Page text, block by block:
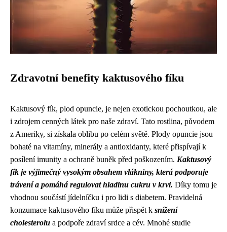
Zdravotní benefity kaktusového fíku
Kaktusový fík, plod opuncie, je nejen exotickou pochoutkou, ale
i zdrojem cenných látek pro naše zdraví. Tato rostlina, původem
z Ameriky, si získala oblibu po celém světě. Plody opuncie jsou
bohaté na vitamíny, minerály a antioxidanty, které přispívají k
posílení imunity a ochraně buněk před poškozením. Kaktusový
fík je výjimečný vysokým obsahem vlákniny, která podporuje
trávení a pomáhá regulovat hladinu cukru v krvi. Díky tomu je
vhodnou součástí jídelníčku i pro lidi s diabetem. Pravidelná
konzumace kaktusového fíku může přispět k snížení
cholesterolu a podpoře zdraví srdce a cév. Mnohé studie